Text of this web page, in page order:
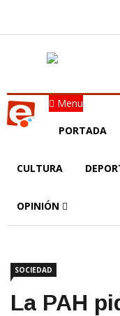
Menu
PORTADA
CULTURA
OPINIÓN
SOCIEDAD
La PAH